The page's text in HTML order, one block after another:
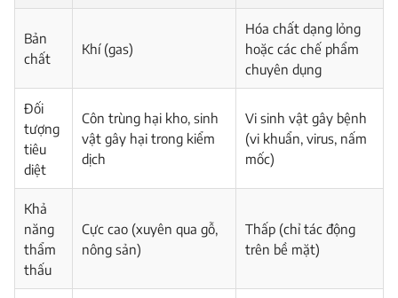
Bản
chất
Khí (gas)
Hóa chất dạng lỏng
hoặc các chế phẩm
chuyên dụng
Đối
tượng
tiêu
diệt
Côn trùng hại kho, sinh
vật gây hại trong kiểm
dịch
Vi sinh vật gây bệnh
(vi khuẩn, virus, nấm
mốc)
Khả
năng
thẩm
thấu
Cực cao (xuyên qua gỗ,
nông sản)
Thấp (chỉ tác động
trên bề mặt)